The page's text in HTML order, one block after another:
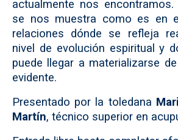
actualmente nos
se nos muestra como es en
relaciones dónde se refleja
nivel de evolución espiritual y
puede llegar a materializarse
evidente.
Presentado por la toledana
Martín, técnico superior en